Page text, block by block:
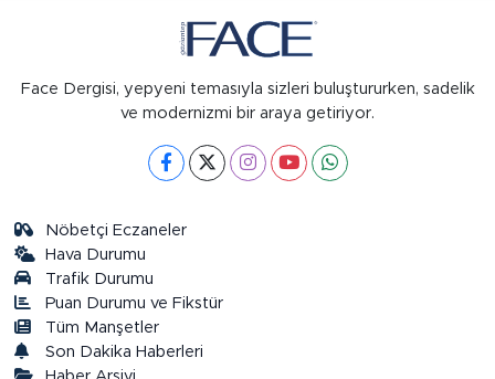
Face Dergisi, yepyeni temasıyla sizleri buluştururken, sadelik
ve modernizmi bir araya getiriyor.
Nöbetçi Eczaneler
Hava Durumu
Trafik Durumu
Puan Durumu ve Fikstür
Tüm Manşetler
Son Dakika Haberleri